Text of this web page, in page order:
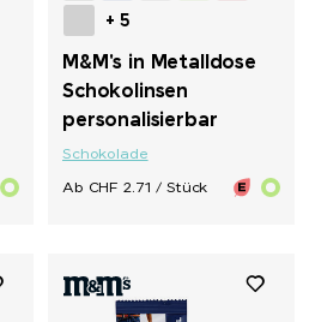
+ 5
M&M's in Metalldose
Schokolinsen
personalisierbar
Schokolade
Ab CHF 2.71 / Stück